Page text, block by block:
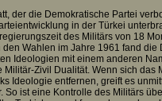
der die Demokratische Partei
in der Türkei
des Militärs von 18
Wahlen im Jahre 1961 fand
Ideologien mit einem anderen
Militär-Zivil Dualität. Wenn sich das
Ideologie entfernen, greift es
So ist eine Kontrolle des Militärs